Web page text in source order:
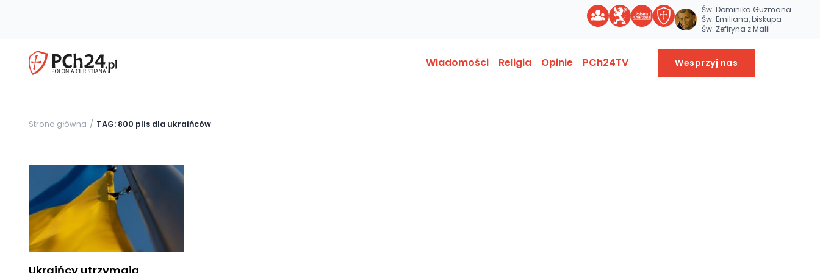
Św. Dominika Guzmana
Św. Emiliana, biskupa
Św. Zefiryna z Malii
Wiadomości Religia Opinie PCh24TV Wesprzyj nas
Strona główna TAG: 800 plis dla ukraińców